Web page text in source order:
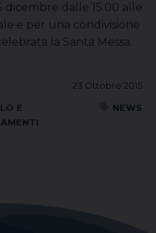
dicembre dalle 15.00 alle
e per una condivisione
la Santa Messa.
23 Ottobre 2015
E
NEWS